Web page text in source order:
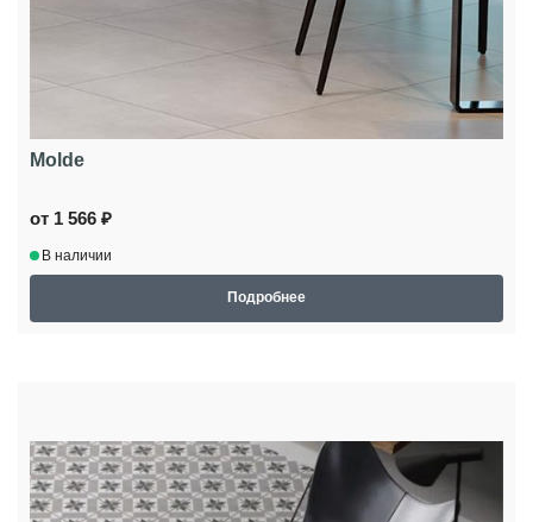
Molde
от 1 566 ₽
В наличии
Подробнее